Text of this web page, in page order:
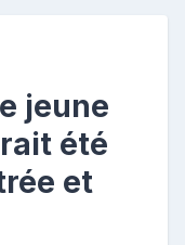
jeune
été
et